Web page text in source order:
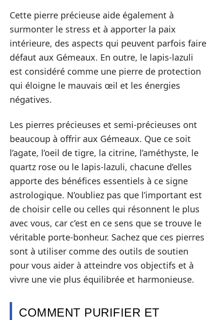
Cette pierre précieuse aide également à
surmonter le stress et à apporter la paix
intérieure, des aspects qui peuvent parfois faire
défaut aux Gémeaux. En outre, le lapis-lazuli
est considéré comme une pierre de protection
qui éloigne le mauvais œil et les énergies
négatives.
Les pierres précieuses et semi-précieuses ont
beaucoup à offrir aux Gémeaux. Que ce soit
l’agate, l’oeil de tigre, la citrine, l’améthyste, le
quartz rose ou le lapis-lazuli, chacune d’elles
apporte des bénéfices essentiels à ce signe
astrologique. N’oubliez pas que l’important est
de choisir celle ou celles qui résonnent le plus
avec vous, car c’est en ce sens que se trouve le
véritable porte-bonheur. Sachez que ces pierres
sont à utiliser comme des outils de soutien
pour vous aider à atteindre vos objectifs et à
vivre une vie plus équilibrée et harmonieuse.
COMMENT PURIFIER ET